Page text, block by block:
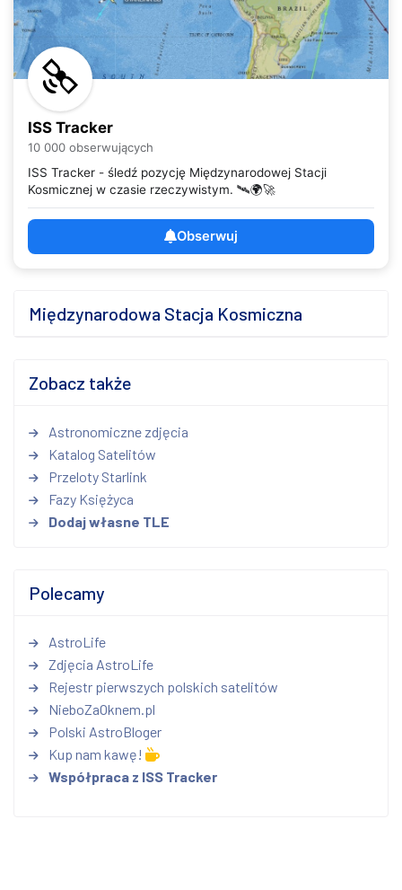
ISS Tracker
10 000 obserwujących
ISS Tracker - śledź pozycję Międzynarodowej Stacji
Kosmicznej w czasie rzeczywistym. 🛰️🌍🚀
Obserwuj
Międzynarodowa Stacja Kosmiczna
Zobacz także
Astronomiczne zdjęcia
Katalog Satelitów
Przeloty Starlink
Fazy Księżyca
Dodaj własne TLE
Polecamy
AstroLife
Zdjęcia AstroLife
Rejestr pierwszych polskich satelitów
NieboZaOknem.pl
Polski AstroBloger
Kup nam kawę!
Współpraca z ISS Tracker